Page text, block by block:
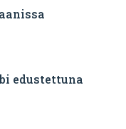
edustettuna